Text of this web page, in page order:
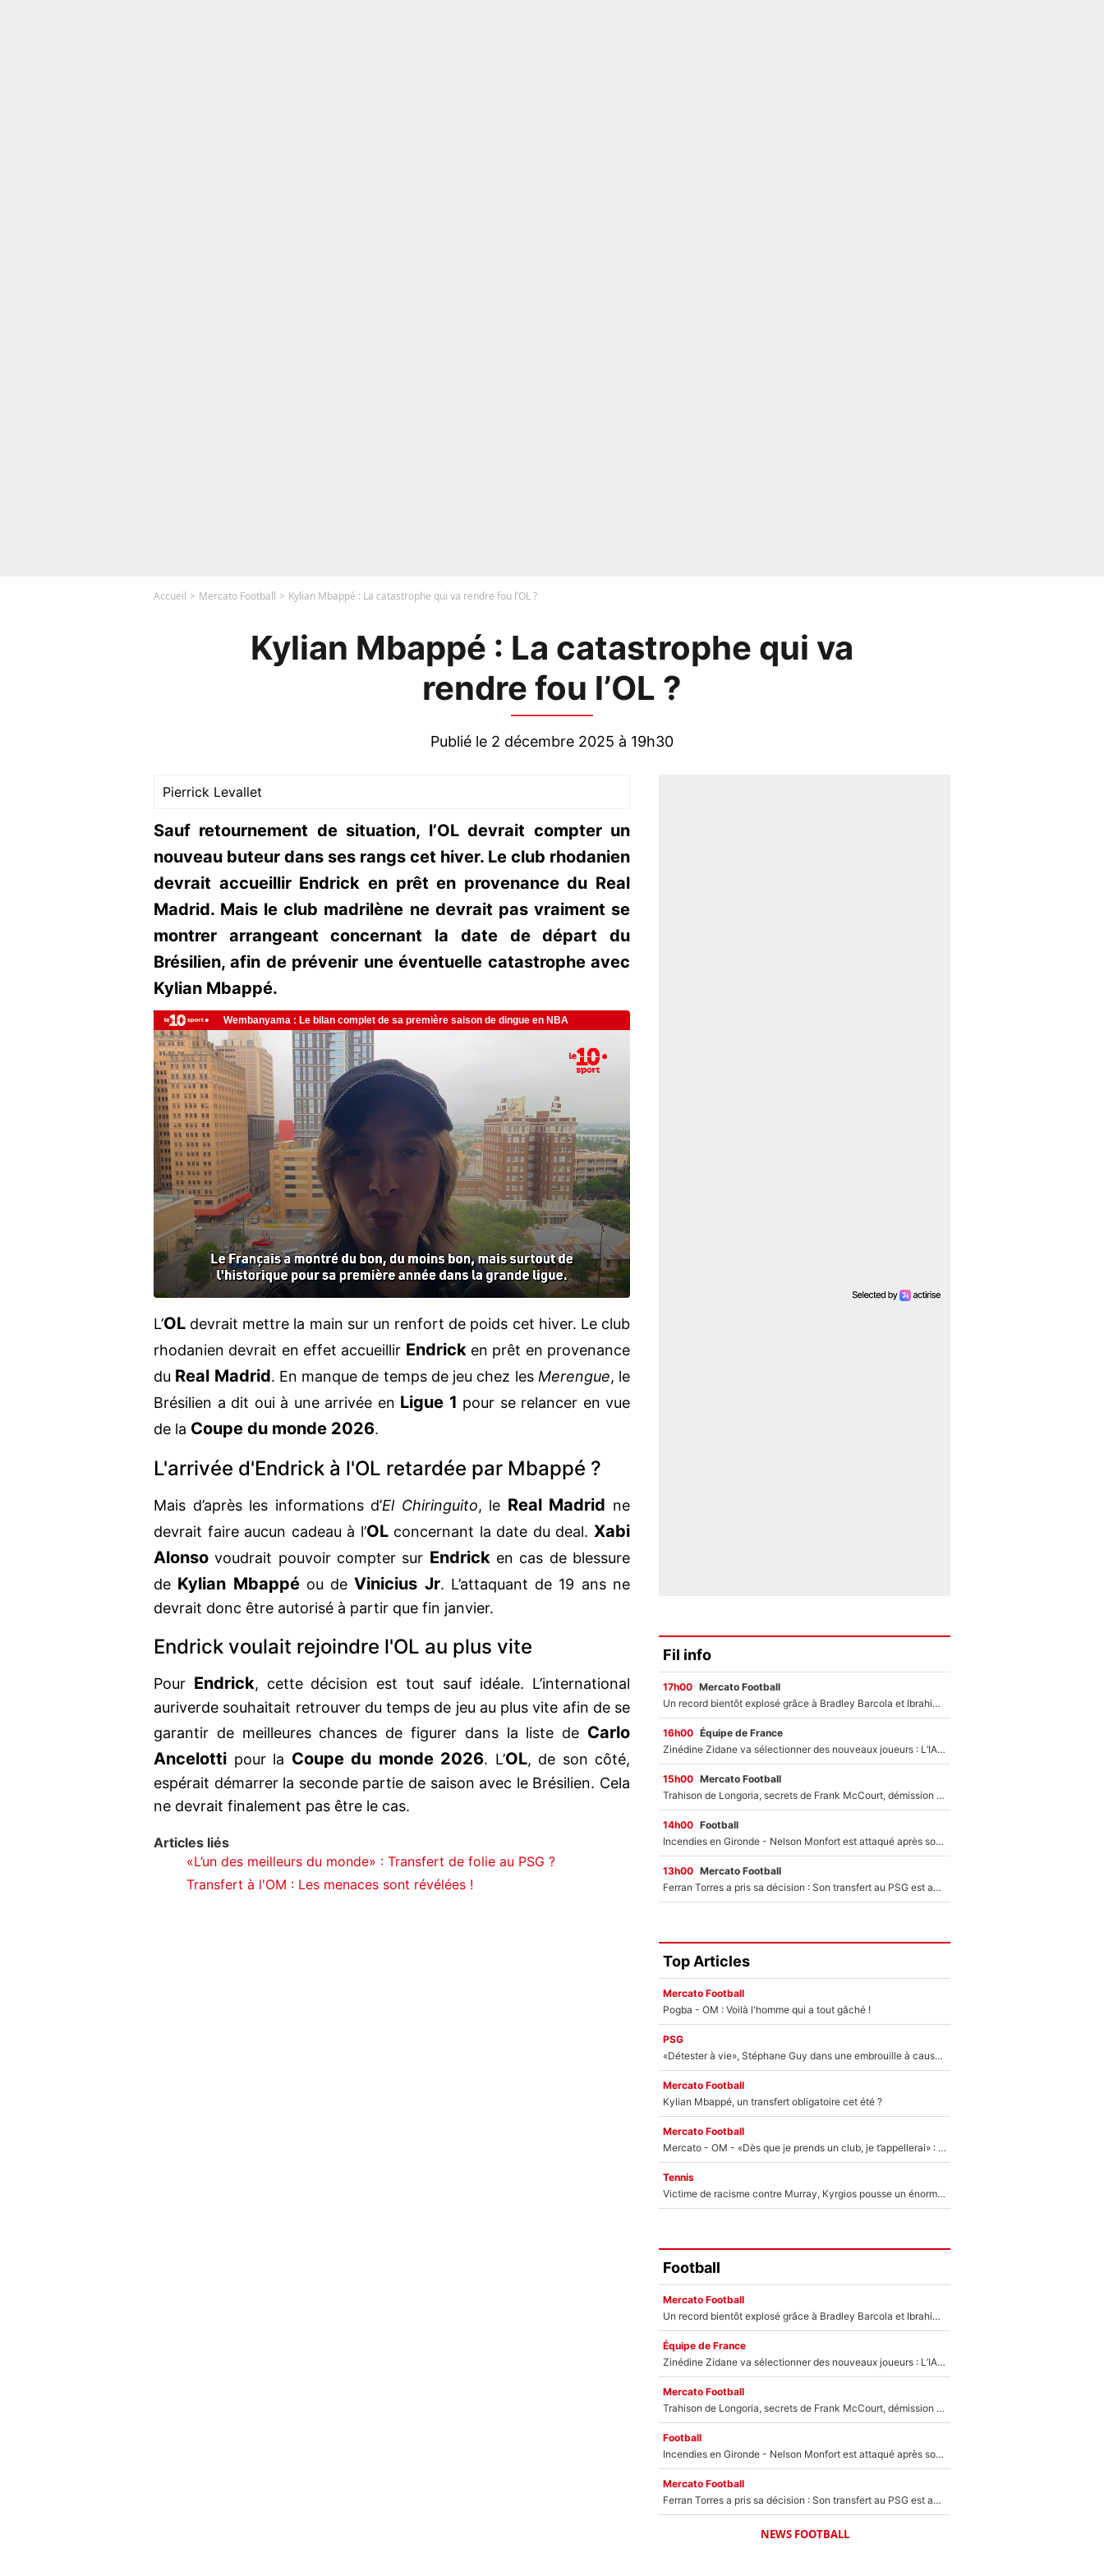
Accueil Mercato Football Kylian Mbappé : La catastrophe qui va rendre fou l’OL ?
Kylian Mbappé : La catastrophe qui va
rendre fou l’OL ?
Publié le 2 décembre 2025 à 19h30
Pierrick Levallet
Sauf retournement de situation, l’OL devrait compter un
nouveau buteur dans ses rangs cet hiver. Le club rhodanien
devrait accueillir Endrick en prêt en provenance du Real
Madrid. Mais le club madrilène ne devrait pas vraiment se
montrer arrangeant concernant la date de départ du
Brésilien, afin de prévenir une éventuelle catastrophe avec
Kylian Mbappé.
L’OL devrait mettre la main sur un renfort de poids cet hiver. Le club
rhodanien devrait en effet accueillir Endrick en prêt en provenance
du Real Madrid. En manque de temps de jeu chez les Merengue, le
Brésilien a dit oui à une arrivée en Ligue 1 pour se relancer en vue
de la Coupe du monde 2026.
L'arrivée d'Endrick à l'OL retardée par Mbappé ?
Mais d’après les informations d’El Chiringuito, le Real Madrid ne
devrait faire aucun cadeau à l’OLconcernant la date du deal. Xabi
Alonsovoudrait pouvoir compter sur Endricken cas de blessure
de Kylian Mbappéou deVinicius Jr. L’attaquant de 19 ans ne
devrait donc être autorisé à partir que fin janvier.
Endrick voulait rejoindre l'OL au plus vite
Pour Endrick, cette décision est tout sauf idéale. L’international
auriverde souhaitait retrouver du temps de jeu au plus vite afin de se
garantir de meilleures chances de figurer dans la liste de Carlo
Ancelotti pour la Coupe du monde 2026. L’OL, de son côté,
espérait démarrer la seconde partie de saison avec le Brésilien. Cela
ne devrait finalement pas être le cas.
Articles liés
«L’un des meilleurs du monde» : Transfert de folie au PSG ?
Transfert à l'OM : Les menaces sont révélées !
Fil info
17h00 Mercato Football
Un record bientôt explosé grâce à Bradley Barcola et Ibrahim Mbaye : Le PSG sur le point de réaliser un mercato historique ?
16h00 Équipe de France
Zinédine Zidane va sélectionner des nouveaux joueurs : L’IA dévoile les 5 cracks qui pourraient rapidement le rejoindre en équipe de France !
15h00 Mercato Football
Trahison de Longoria, secrets de Frank McCourt, démission de Roberto De Zerbi : Medhi Benatia se lâche sur son départ de l'OM et fait d'importantes révélations
14h00 Football
Incendies en Gironde - Nelson Monfort est attaqué après son dérapage sur CNews : «Et lui, il prend combien pour parler dans un studio climatisé?»
13h00 Mercato Football
Ferran Torres a pris sa décision : Son transfert au PSG est annoncé en Espagne !
Top Articles
Mercato Football
Pogba - OM : Voilà l'homme qui a tout gâché !
PSG
«Détester à vie», Stéphane Guy dans une embrouille à cause du PSG !
Mercato Football
Kylian Mbappé, un transfert obligatoire cet été ?
Mercato Football
Mercato - OM - «Dès que je prends un club, je t’appellerai» : La promesse de Marcelino au moment de claquer la porte
Tennis
Victime de racisme contre Murray, Kyrgios pousse un énorme coup de gueule !
Football
Mercato Football
Un record bientôt explosé grâce à Bradley Barcola et Ibrahim Mbaye : Le PSG sur le point de réaliser un mercato historique ?
Équipe de France
Zinédine Zidane va sélectionner des nouveaux joueurs : L’IA dévoile les 5 cracks qui pourraient rapidement le rejoindre en équipe de France !
Mercato Football
Trahison de Longoria, secrets de Frank McCourt, démission de Roberto De Zerbi : Medhi Benatia se lâche sur son départ de l'OM et fait d'importantes révélations
Football
Incendies en Gironde - Nelson Monfort est attaqué après son dérapage sur CNews : «Et lui, il prend combien pour parler dans un studio climatisé?»
Mercato Football
Ferran Torres a pris sa décision : Son transfert au PSG est annoncé en Espagne !
NEWS FOOTBALL